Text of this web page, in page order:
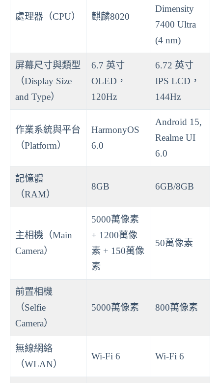
處理器（CPU） 麒麟8020
Dimensity
7400 Ultra
(4 nm)
屏幕尺寸與類型
（Display Size
and Type）
6.7 英寸
OLED，
120Hz
6.72 英寸
IPS LCD，
144Hz
作業系統與平台
（Platform）
HarmonyOS
6.0
Android 15,
Realme UI
6.0
記憶體
（RAM）
8GB 6GB/8GB
主相機（Main
Camera）
5000萬像素
+ 1200萬像
素 + 150萬像
素
50萬像素
前置相機
（Selfie
Camera）
5000萬像素 800萬像素
無線網絡
（WLAN）
Wi-Fi 6 Wi-Fi 6